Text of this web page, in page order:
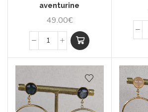
aventurine
49.00€